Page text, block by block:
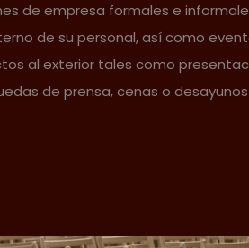
de empresa formales e
de su personal, así como
al exterior tales como
de prensa, cenas o